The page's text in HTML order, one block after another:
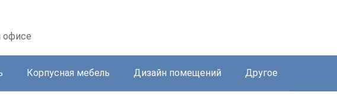
офисе
Корпусная мебель Дизайн помещений Другое